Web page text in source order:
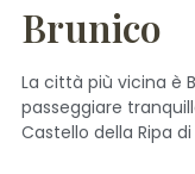
Brunico
La città più vicina è
passeggiare
Castello della Ripa